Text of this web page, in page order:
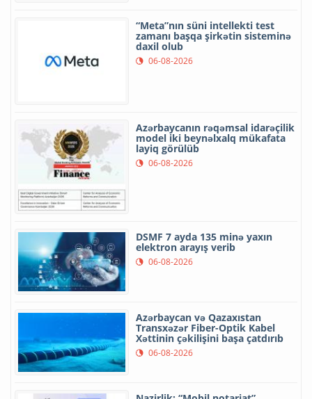
“Meta”nın süni intellekti test
zamanı başqa şirkətin sisteminə
daxil olub
06-08-2026
Azərbaycanın rəqəmsal idarəçilik
model iki beynəlxalq mükafata
layiq görülüb
06-08-2026
DSMF 7 ayda 135 minə yaxın
elektron arayış verib
06-08-2026
Azərbaycan və Qazaxıstan
Transxəzər Fiber-Optik Kabel
Xəttinin çəkilişini başa çatdırıb
06-08-2026